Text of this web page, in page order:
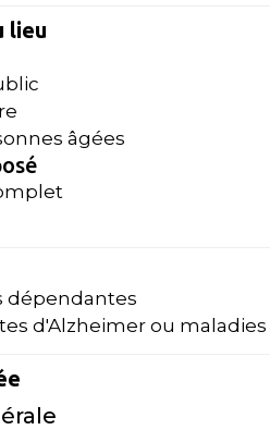
lieu
âgées
dépendantes
d'Alzheimer ou